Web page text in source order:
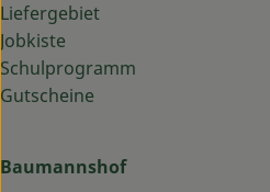
Liefergebiet
Jobkiste
Schulprogramm
Gutscheine
Baumannshof